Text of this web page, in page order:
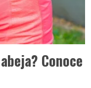
Conoce